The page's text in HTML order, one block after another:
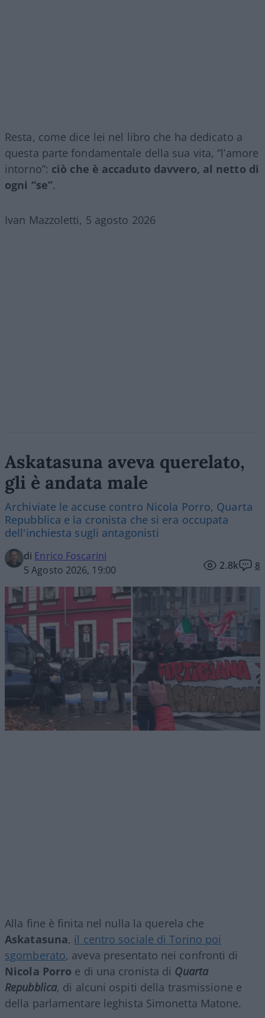
Resta, come dice lei nel libro che ha dedicato a
questa parte fondamentale della sua vita, “l’amore
intorno”: ciò che è accaduto davvero, al netto di
ogni “se”.
Ivan Mazzoletti, 5 agosto 2026
Askatasuna aveva querelato,
gli è andata male
Archiviate le accuse contro Nicola Porro, Quarta
Repubblica e la cronista che si era occupata
dell'inchiesta sugli antagonisti
di Enrico Foscarini
5 Agosto 2026, 19:00
2.8k 8
Alla fine è finita nel nulla la querela che
Askatasuna, il centro sociale di Torino poi
sgomberato, aveva presentato nei confronti di
Nicola Porro e di una cronista di Quarta
Repubblica, di alcuni ospiti della trasmissione e
della parlamentare leghista Simonetta Matone.